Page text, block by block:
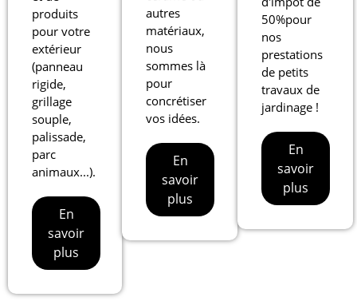
produits
pour votre
extérieur
(panneau
rigide,
grillage
souple,
palissade,
parc
animaux...).
En
savoir
plus
autres
matériaux,
nous
sommes là
pour
concrétiser
vos idées.
En
savoir
plus
50%pour
nos
prestations
de petits
travaux de
jardinage !
En
savoir
plus